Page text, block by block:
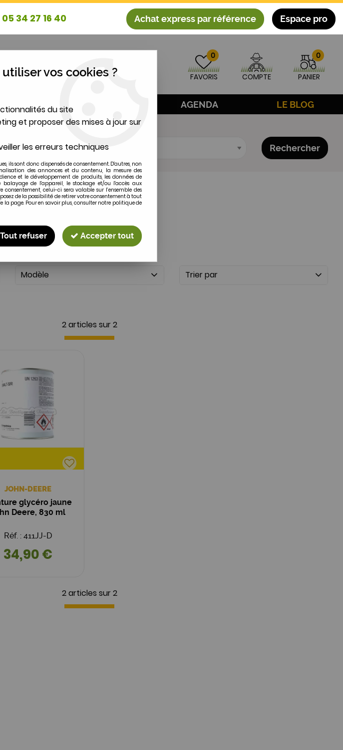
34 27 16 40 Achat express par référence Espace pro
0
FAVORIS COMPTE
0
PANIER
AGENDA LE BLOG
MODÈLE Rechercher
Modèle Trier par
2 articles sur 2
JOHN-DEERE
glycéro jaune
Deere, 830 ml
Réf. : 411JJ-D
34,90 €
2 articles sur 2
vos cookies ?
du site
et proposer des mises à jour sur
les erreurs techniques
ils sont donc dispensés de consentement. D'autres, non
des annonces et du contenu, la mesure des
et le développement de produits, les données de
de l'appareil, le stockage et/ou l'accès aux
celui-ci sera valable sur l’ensemble des
de la possibilité de retirer votre consentement à tout
page. Pour en savoir plus, consulter notre politique de
Tout refuser Accepter tout